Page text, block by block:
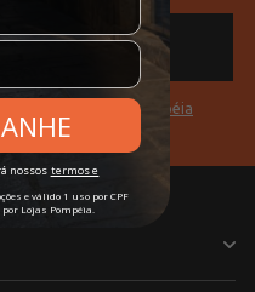
Termos de Uso da Pompéia